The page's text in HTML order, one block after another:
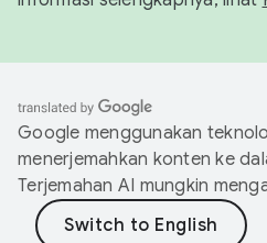
Google menggunakan
menerjemahkan konten ke
Terjemahan AI mungkin